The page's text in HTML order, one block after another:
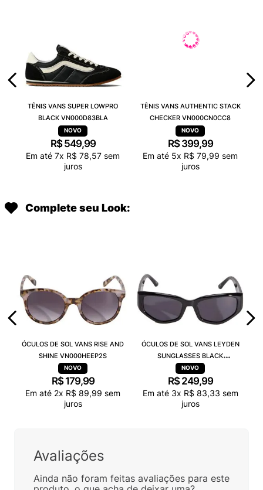
TÊNIS VANS SUPER LOWPRO
BLACK VN000D83BLA
R$ 549,99
Em até 7x R$ 78,57 sem
juros
TÊNIS VANS AUTHENTIC STACK
CHECKER VN000CN0CC8
R$ 399,99
Em até 5x R$ 79,99 sem
juros
Complete seu Look:
ÓCULOS DE SOL VANS RISE AND
SHINE VN000HEEP2S
R$ 179,99
Em até 2x R$ 89,99 sem
juros
ÓCULOS DE SOL VANS LEYDEN
SUNGLASSES BLACK
VN000T0CBLK
R$ 249,99
Em até 3x R$ 83,33 sem
juros
Avaliações
Ainda não foram feitas avaliações para este